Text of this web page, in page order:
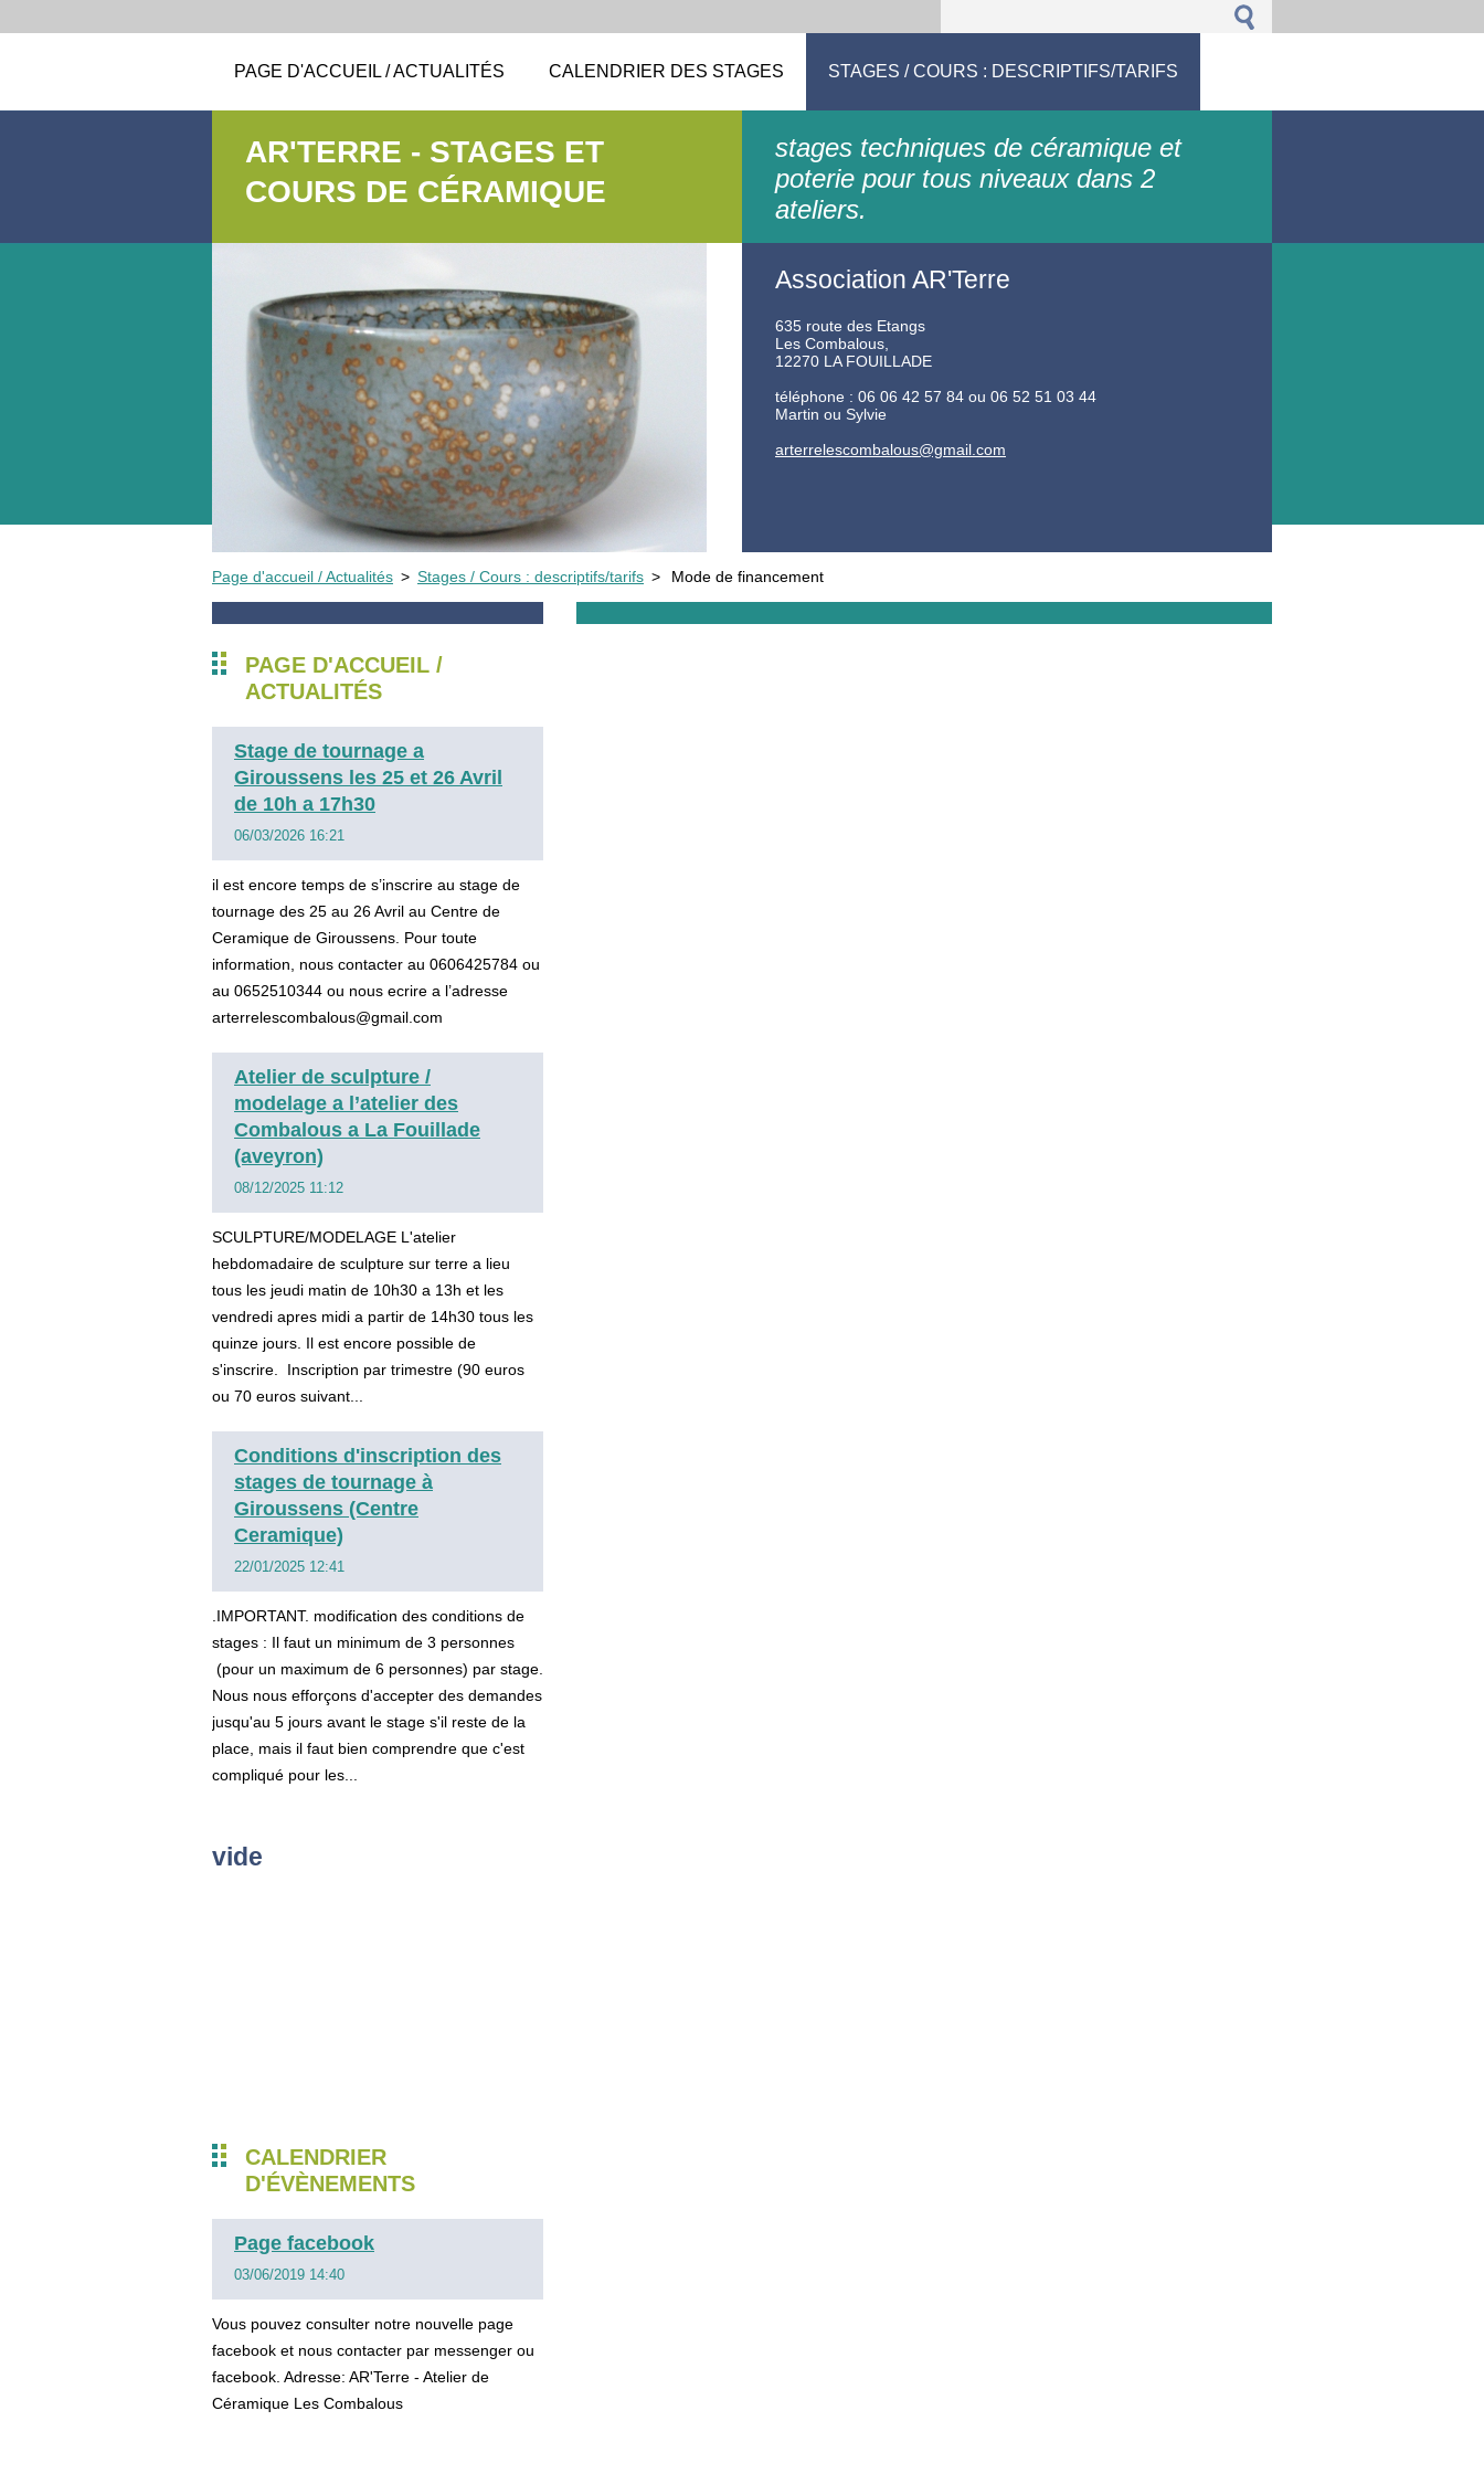
PAGE D'ACCUEIL / ACTUALITÉS CALENDRIER DES STAGES STAGES / COURS : DESCRIPTIFS/TARIFS
AR'TERRE - STAGES ET
COURS DE CÉRAMIQUE
stages techniques de céramique et
poterie pour tous niveaux dans 2
ateliers.
Association AR'Terre
635 route des Etangs
Les Combalous,
12270 LA FOUILLADE
téléphone : 06 06 42 57 84 ou 06 52 51 03 44
Martin ou Sylvie
arterrelescombalous@gmail.com
Page d'accueil / Actualités > Stages / Cours : descriptifs/tarifs > Mode de financement
PAGE D'ACCUEIL /
ACTUALITÉS
Stage de tournage a
Giroussens les 25 et 26 Avril
de 10h a 17h30
06/03/2026 16:21
il est encore temps de s’inscrire au stage de
tournage des 25 au 26 Avril au Centre de
Ceramique de Giroussens. Pour toute
information, nous contacter au 0606425784 ou
au 0652510344 ou nous ecrire a l’adresse
arterrelescombalous@gmail.com
Atelier de sculpture /
modelage a l’atelier des
Combalous a La Fouillade
(aveyron)
08/12/2025 11:12
SCULPTURE/MODELAGE L'atelier
hebdomadaire de sculpture sur terre a lieu
tous les jeudi matin de 10h30 a 13h et les
vendredi apres midi a partir de 14h30 tous les
quinze jours. Il est encore possible de
s'inscrire. Inscription par trimestre (90 euros
ou 70 euros suivant...
Conditions d'inscription des
stages de tournage à
Giroussens (Centre
Ceramique)
22/01/2025 12:41
.IMPORTANT. modification des conditions de
stages : Il faut un minimum de 3 personnes
(pour un maximum de 6 personnes) par stage.
Nous nous efforçons d'accepter des demandes
jusqu'au 5 jours avant le stage s'il reste de la
place, mais il faut bien comprendre que c'est
compliqué pour les...
vide
CALENDRIER
D'ÉVÈNEMENTS
Page facebook
03/06/2019 14:40
Vous pouvez consulter notre nouvelle page
facebook et nous contacter par messenger ou
facebook. Adresse: AR'Terre - Atelier de
Céramique Les Combalous